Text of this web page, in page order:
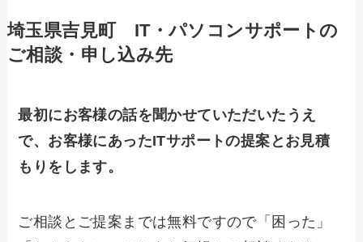
埼玉県吉見町 IT・パソコンサポートの
ご相談・申し込み先
最初にお客様の話を聞かせていただいたうえ
で、お客様にあったITサポートの提案とお見積
もりをします。
ご相談とご提案までは無料ですので「困った」